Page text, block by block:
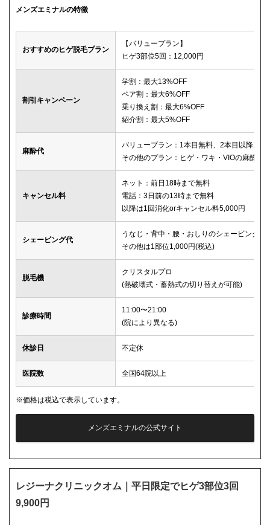
メンズエミナルの特徴
おすすめのヒゲ脱毛プラン
【バリュープラン】
ヒゲ3部位5回：12,000円
割引キャンペーン
学割：最大13%OFF
ペア割：最大6%OFF
乗り換え割：最大6%OFF
紹介割：最大5%OFF
麻酔代
バリュープラン：1本目無料、2本目以降1本
その他のプラン：ヒゲ・ワキ・VIOの麻酔が
キャンセル料
ネット：前日18時まで無料
電話：3日前の13時まで無料
以降は1回消化orキャンセル料5,000円
シェービング代
うなじ・背中・腰・おしりのシェービングは
その他は1部位1,000円(税込)
脱毛機
クリスタルプロ
(熱破壊式・蓄熱式の切り替えが可能)
診療時間
11:00〜21:00
(院により異なる)
休診日 不定休
医院数 全国64院以上
※価格は税込で表示しています。
メンズエミナルの公式サイト
レジーナクリニックオム｜平日限定でヒゲ3部位3回
9,900円